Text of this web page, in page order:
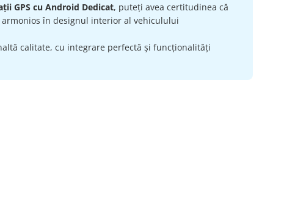
GPS cu Android Dedicat, puteți avea certitudinea că
în designul interior al vehiculului
calitate, cu integrare perfectă și funcționalități